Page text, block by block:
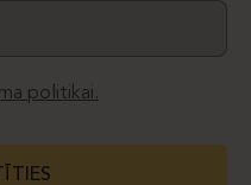
politikai.